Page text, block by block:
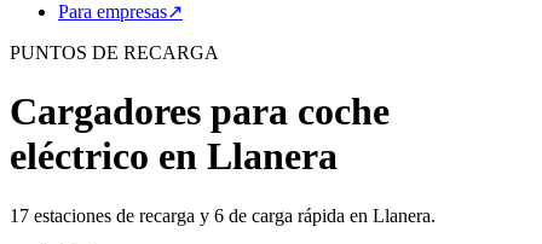
Para empresas↗
PUNTOS DE RECARGA
Cargadores para coche
eléctrico en Llanera
17 estaciones de recarga y 6 de carga rápida en Llanera.